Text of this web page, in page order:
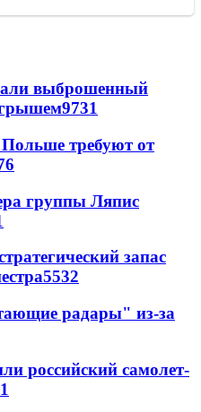
выброшенный
9731
требуют от
группы Ляпис
запас
5532
радары" из-за
российский самолет-